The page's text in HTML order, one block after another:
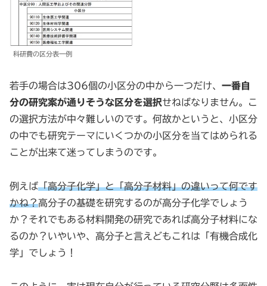
科研費の区分表一例
若手の場合は306個の小区分の中から一つだけ、 一番自
分の研究案が通りそうな区分を選択せねばなりません。こ
の選択方法が中々難しいのです。何故かというと、小区分
の中でも研究テーマにいくつかの小区分を当てはめられる
ことが出来て迷ってしまうのです。
例えば「高分子化学」と「高分子材料」の違いって何です
かね？高分子の基礎を研究するのが高分子化学でしょう
か？それでもある材料開発の研究であれば高分子材料にな
るのか？いやいや、高分子と言えどもこれは「有機合成化
学」でしょう！